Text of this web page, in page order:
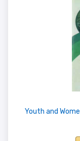
Youth and